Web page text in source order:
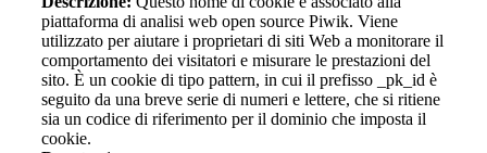
piattaforma di analisi web open source Piwik. Viene
utilizzato per aiutare i proprietari di siti Web a monitorare il
comportamento dei visitatori e misurare le prestazioni del
sito. È un cookie di tipo pattern, in cui il prefisso _pk_id è
seguito da una breve serie di numeri e lettere, che si ritiene
sia un codice di riferimento per il dominio che imposta il
cookie.